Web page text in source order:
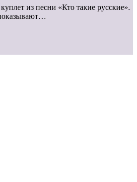
из песни «Кто такие русские».